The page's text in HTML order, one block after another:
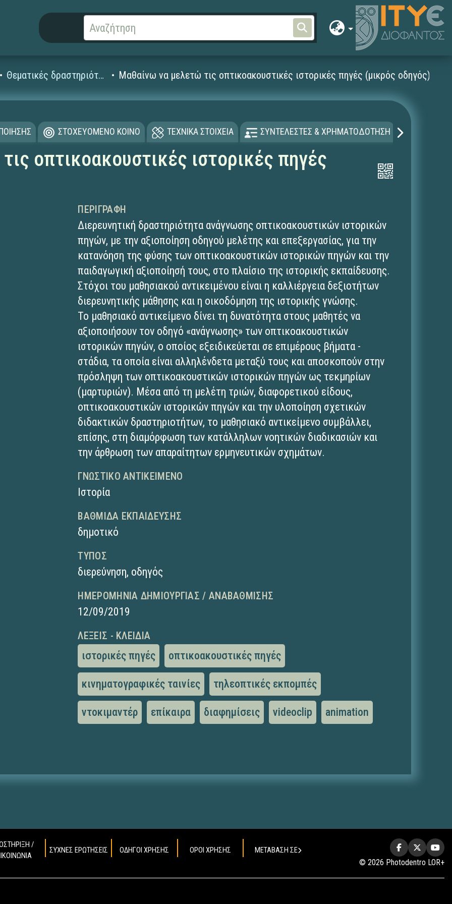
Θεματικές δραστηριότητες Μαθαίνω να μελετώ τις οπτικοακουστικές ιστορικές πηγές (μικρός οδηγός)
ΣΤΟΧΕΥΟΜΕΝΟ ΚΟΙΝΟ ΤΕΧΝΙΚΑ ΣΤΟΙΧΕΙΑ ΣΥΝΤΕΛΕΣΤΕΣ & ΧΡΗΜΑΤΟΔΟΤΗΣΗ
οπτικοακουστικές ιστορικές πηγές
ΠΕΡΙΓΡΑΦΉ
Διερευνητική δραστηριότητα ανάγνωσης οπτικοακουστικών ιστορικών
πηγών, με την αξιοποίηση οδηγού μελέτης και επεξεργασίας, για την
κατανόηση της φύσης των οπτικοακουστικών ιστορικών πηγών και την
παιδαγωγική αξιοποίησή τους, στο πλαίσιο της ιστορικής εκπαίδευσης.
Στόχοι του μαθησιακού αντικειμένου είναι η καλλιέργεια δεξιοτήτων
διερευνητικής μάθησης και η οικοδόμηση της ιστορικής γνώσης.
Το μαθησιακό αντικείμενο δίνει τη δυνατότητα στους μαθητές να
αξιοποιήσουν τον οδηγό «ανάγνωσης» των οπτικοακουστικών
ιστορικών πηγών, ο οποίος εξειδικεύεται σε επιμέρους βήματα -
στάδια, τα οποία είναι αλληλένδετα μεταξύ τους και αποσκοπούν στην
πρόσληψη των οπτικοακουστικών ιστορικών πηγών ως τεκμηρίων
(μαρτυριών). Μέσα από τη μελέτη τριών, διαφορετικού είδους,
οπτικοακουστικών ιστορικών πηγών και την υλοποίηση σχετικών
διδακτικών δραστηριοτήτων, το μαθησιακό αντικείμενο συμβάλλει,
επίσης, στη διαμόρφωση των κατάλληλων νοητικών διαδικασιών και
την άρθρωση των απαραίτητων ερμηνευτικών σχημάτων.
ΓΝΩΣΤΙΚΌ ΑΝΤΙΚΕΊΜΕΝΟ
Ιστορία
ΒΑΘΜΊΔΑ ΕΚΠΑΊΔΕΥΣΗΣ
δημοτικό
ΤΎΠΟΣ
διερεύνηση, οδηγός
ΗΜΕΡΟΜΗΝΊΑ ΔΗΜΙΟΥΡΓΊΑΣ / ΑΝΑΒΆΘΜΙΣΗΣ
12/09/2019
ΛΈΞΕΙΣ - ΚΛΕΙΔΙΆ
ιστορικές πηγές οπτικοακουστικές πηγές
κινηματογραφικές ταινίες τηλεοπτικές εκπομπές
ντοκιμαντέρ επίκαιρα διαφημίσεις videoclip animation
/
ΣΥΧΝΕΣ ΕΡΩΤΗΣΕΙΣ ΟΔΗΓΟΙ ΧΡΗΣΗΣ ΟΡΟΙ ΧΡΗΣΗΣ ΜΕΤΑΒΑΣΗ ΣΕ
© 2026 Photodentro LOR+